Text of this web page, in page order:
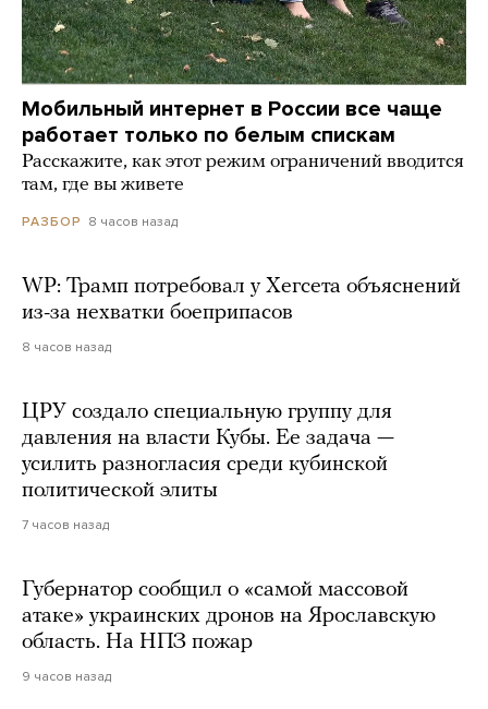
Мобильный интернет в России все чаще
работает только по белым спискам
Расскажите, как этот режим ограничений вводится
там, где вы живете
РАЗБОР 8 часов назад
WP: Трамп потребовал у Хегсета объяснений
из-за нехватки боеприпасов
8 часов назад
ЦРУ создало специальную группу для
давления на власти Кубы. Ее задача —
усилить разногласия среди кубинской
политической элиты
7 часов назад
Губернатор сообщил о «самой массовой
атаке» украинских дронов на Ярославскую
область. На НПЗ пожар
9 часов назад